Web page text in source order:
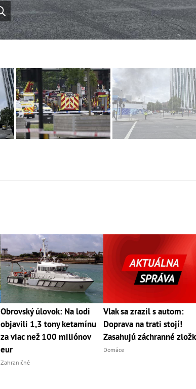
Obrovský úlovok: Na lodi
objavili 1,3 tony ketamínu
za viac než 100 miliónov
eur
Zahraničné
Vlak sa zrazil s autom:
Doprava na trati stojí!
Zasahujú záchranné
Domáce